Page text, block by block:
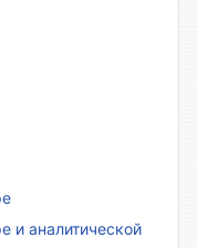
и аналитической